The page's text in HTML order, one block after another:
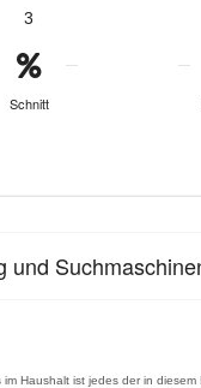
3
Schnitt
Haushalt ist jedes der in